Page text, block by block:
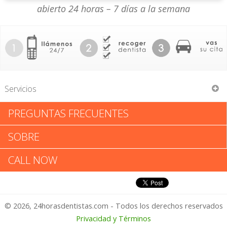
abierto 24 horas – 7 días a la semana
Servicios
San Dimas Family Dentistry
San Dimas Family Dentistry:
Califica tu Experiencia
1 – No Feliz
PREGUNTAS FRECUENTES
SOBRE
CALL NOW
© 2026, 24horasdentistas.com - Todos los derechos reservados
Privacidad y Términos